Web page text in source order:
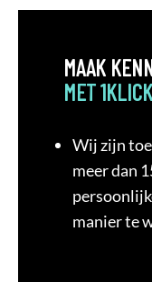
MAAK
MET 1KLICK
Wij zijn
meer dan
manier te